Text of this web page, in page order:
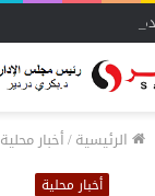
الرئيسية/أخبار محلية
أخبار محلية